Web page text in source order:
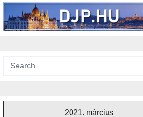
2021. március